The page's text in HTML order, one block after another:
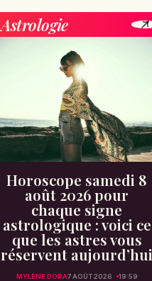
Astrologie
Horoscope samedi 8
août 2026 pour
chaque signe
astrologique : voici ce
que les astres vous
réservent aujourd’hui
MYLÈNE DORA7 AOÛT 2026 19:59